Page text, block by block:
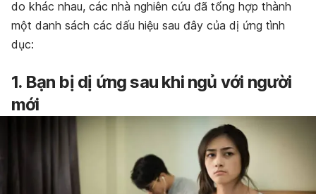
do khác nhau, các nhà nghiên cứu đã tổng hợp thành
một danh sách các dấu hiệu sau đây của dị ứng tình
dục:
1. Bạn bị dị ứng sau khi ngủ với người
mới